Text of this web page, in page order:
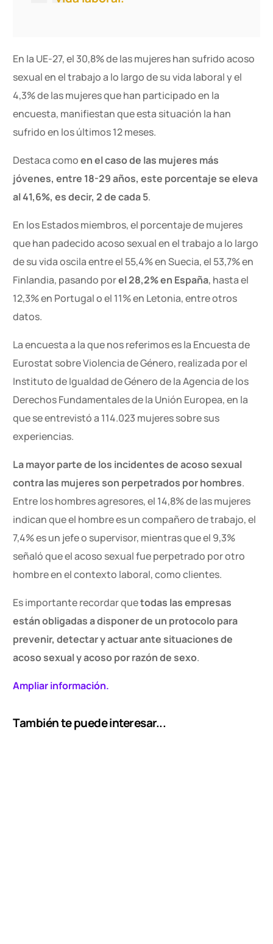
En la UE-27, el 30,8% de las mujeres han sufrido acoso
sexual en el trabajo a lo largo de su vida laboral y el
4,3% de las mujeres que han participado en la
encuesta, manifiestan que esta situación la han
sufrido en los últimos 12 meses.
Destaca comoen el caso de las mujeres más
jóvenes, entre 18-29 años, este porcentaje se eleva
al 41,6%, es decir, 2 de cada 5.
En los Estados miembros, el porcentaje de mujeres
que han padecido acoso sexual en el trabajo a lo largo
de su vida oscila entre el 55,4% en Suecia, el 53,7% en
Finlandia, pasando porel 28,2% en España, hasta el
12,3% en Portugal o el 11% en Letonia, entre otros
datos.
La encuesta a la que nos referimos es la Encuesta de
Eurostat sobre Violencia de Género, realizada por el
Instituto de Igualdad de Género de la Agencia de los
Derechos Fundamentales de la Unión Europea, en la
que se entrevistó a 114.023 mujeres sobre sus
experiencias.
La mayor parte de los incidentes de acoso sexual
contra las mujeres son perpetrados por hombres.
Entre los hombres agresores, el 14,8% de las mujeres
indican que el hombre es un compañero de trabajo, el
7,4% es un jefe o supervisor, mientras que el 9,3%
señaló que el acoso sexual fue perpetrado por otro
hombre en el contexto laboral, como clientes.
Es importante recordar quetodas las empresas
están obligadas a disponer de un protocolo para
prevenir, detectar y actuar ante situaciones de
acoso sexual y acoso por razón de sexo.
Ampliar información.
También te puede interesar...